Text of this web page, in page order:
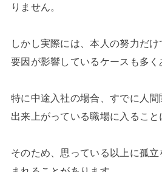
りません。
しかし実際には、本人の努力だ
要因が影響しているケースも多く
特に中途入社の場合、すでに人
出来上がっている職場に入ること
そのため、思っている以上に孤